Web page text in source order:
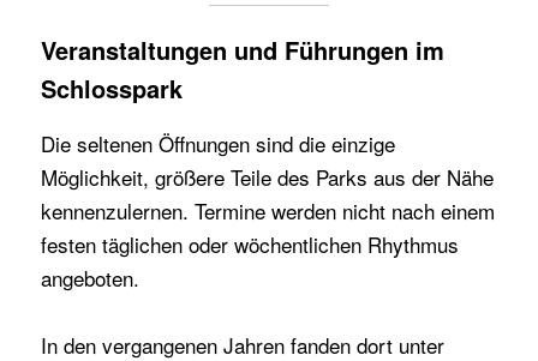
Veranstaltungen und Führungen im
Schlosspark
Die seltenen Öffnungen sind die einzige
Möglichkeit, größere Teile des Parks aus der Nähe
kennenzulernen. Termine werden nicht nach einem
festen täglichen oder wöchentlichen Rhythmus
angeboten.
In den vergangenen Jahren fanden dort unter